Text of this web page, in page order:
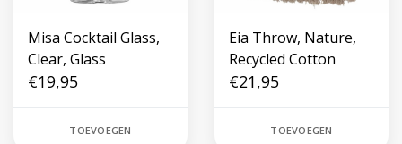
Misa Cocktail Glass,
Clear, Glass
€19,95
TOEVOEGEN
Eia Throw, Nature,
Recycled Cotton
€21,95
TOEVOEGEN